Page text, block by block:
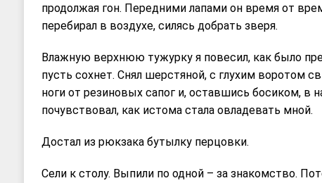
продолжая гон. Передними лапами он время от
перебирал в воздухе, силясь добрать зверя.
Влажную верхнюю тужурку я повесил, как было
пусть сохнет. Снял шерстяной, с глухим воротом
ноги от резиновых сапог и, оставшись босиком, в
почувствовал, как истома стала овладевать мной.
Достал из рюкзака бутылку перцовки.
Сели к столу. Выпили по одной – за знакомство.